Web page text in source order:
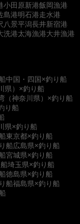
小田原新港飯岡漁港
島港明石港走水港
八景平潟長井新宿港
洗港太海漁港大井漁港
中国・四国×釣り船
県）×釣り船
（神奈川県）×釣り船
り船
県×釣り船
東京都×釣り船
船広島県×釣り船
宮城県×釣り船
埼玉県×釣り船
徳島県×釣り船
船福島県×釣り船